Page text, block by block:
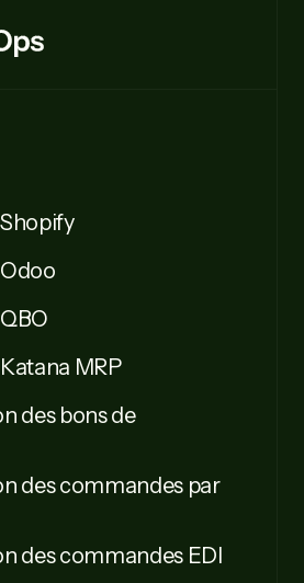
MRP
des bons de
des commandes par
des commandes EDI